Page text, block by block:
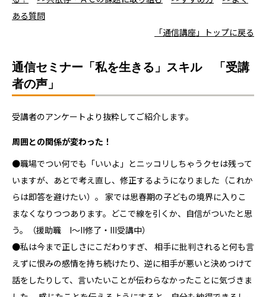
ある質問
「通信講座」トップに戻る
通信セミナー「私を生きる」スキル 「受講
者の声」
受講者のアンケートより抜粋してご紹介します。
周囲との関係が変わった！
●職場でつい何でも「いいよ」とニッコリしちゃうクセは残って
いますが、あとで考え直し、修正するようになりました（これか
らは即答を避けたい）。 家では思春期の子どもの境界に入りこ
まなくなりつつあります。どこで線を引くか、自信がついたと思
う。（援助職 I～II修了・III受講中）
●私は今まで正しさにこだわりすぎ、 相手に批判されると何も言
えずに恨みの感情を持ち続けたり、逆に相手が悪いと決めつけて
話をしたりして、言いたいことが伝わらなかったことに気づきま